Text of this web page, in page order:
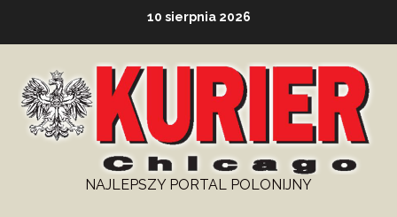
10 sierpnia 2026
NAJLEPSZY PORTAL POLONIJNY